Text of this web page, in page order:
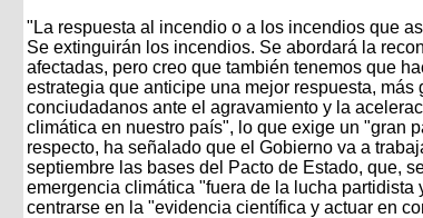
"La respuesta al incendio o a los incendios que
Se extinguirán los incendios. Se abordará la
afectadas, pero creo que también tenemos que
estrategia que anticipe una mejor respuesta, más
conciudadanos ante el agravamiento y la
climática en nuestro país", lo que exige un "gran
respecto, ha señalado que el Gobierno va a
septiembre las bases del Pacto de Estado, que,
emergencia climática "fuera de la lucha
centrarse en la "evidencia científica y actuar en